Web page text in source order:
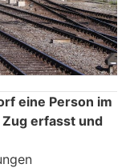
eine Person im
erfasst und